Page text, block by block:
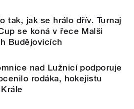
tak, jak se hrálo dřív. Turnaj
se koná v řece Malši
Budějovicích
nad Lužnicí podporuje
rodáka, hokejistu